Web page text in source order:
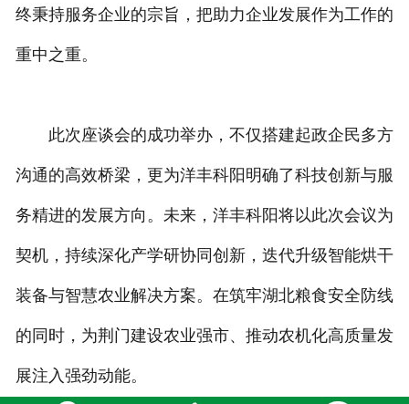
终秉持服务企业的宗旨，把助力企业发展作为工作的
重中之重。
此次座谈会的成功举办，不仅搭建起政企民多方
沟通的高效桥梁，更为洋丰科阳明确了科技创新与服
务精进的发展方向。未来，洋丰科阳将以此次会议为
契机，持续深化产学研协同创新，迭代升级智能烘干
装备与智慧农业解决方案。在筑牢湖北粮食安全防线
的同时，为荆门建设农业强市、推动农机化高质量发
展注入强劲动能。